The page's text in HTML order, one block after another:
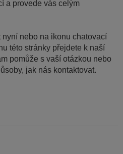
a provede vás celým
nebo na ikonu chatovací
této stránky přejdete k naší
pomůže s vaší otázkou nebo
jak nás kontaktovat.